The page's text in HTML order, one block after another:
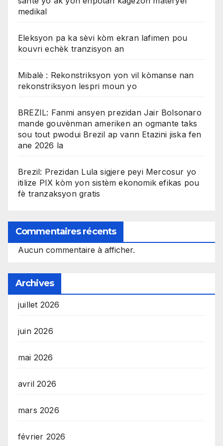
medikal
Eleksyon pa ka sèvi kòm ekran lafimen pou
kouvri echèk tranzisyon an
Mibalè : Rekonstriksyon yon vil kòmanse nan
rekonstriksyon lespri moun yo
BREZIL: Fanmi ansyen prezidan Jair Bolsonaro
mande gouvènman ameriken an ogmante taks
sou tout pwodui Brezil ap vann Etazini jiska fen
ane 2026 la
Brezil: Prezidan Lula sigjere peyi Mercosur yo
itilize PIX kòm yon sistèm ekonomik efikas pou
fè tranzaksyon gratis
Commentaires récents
Aucun commentaire à afficher.
Archives
juillet 2026
juin 2026
mai 2026
avril 2026
mars 2026
février 2026